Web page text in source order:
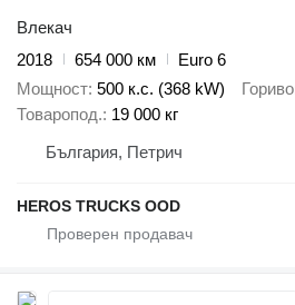
Влекач
2018
654 000 км
Euro 6
Мощност 500 к.с. (368 kW) Гориво
Товаропод. 19 000 кг
България, Петрич
HEROS TRUCKS OOD